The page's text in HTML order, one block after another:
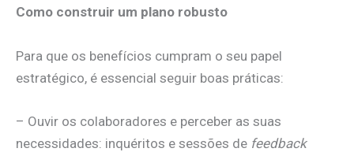
Como construir um plano robusto
Para que os benefícios cumpram o seu papel
estratégico, é essencial seguir boas práticas:
– Ouvir os colaboradores e perceber as suas
necessidades: inquéritos e sessões de feedback